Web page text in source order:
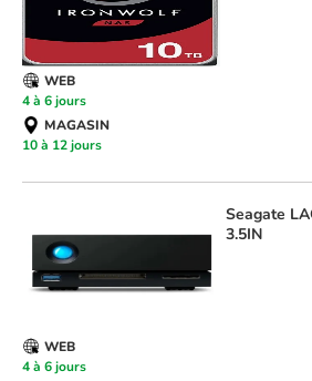
WEB
4 à 6 jours
MAGASIN
10 à 12 jours
Seagate
3.5IN
WEB
4 à 6 jours